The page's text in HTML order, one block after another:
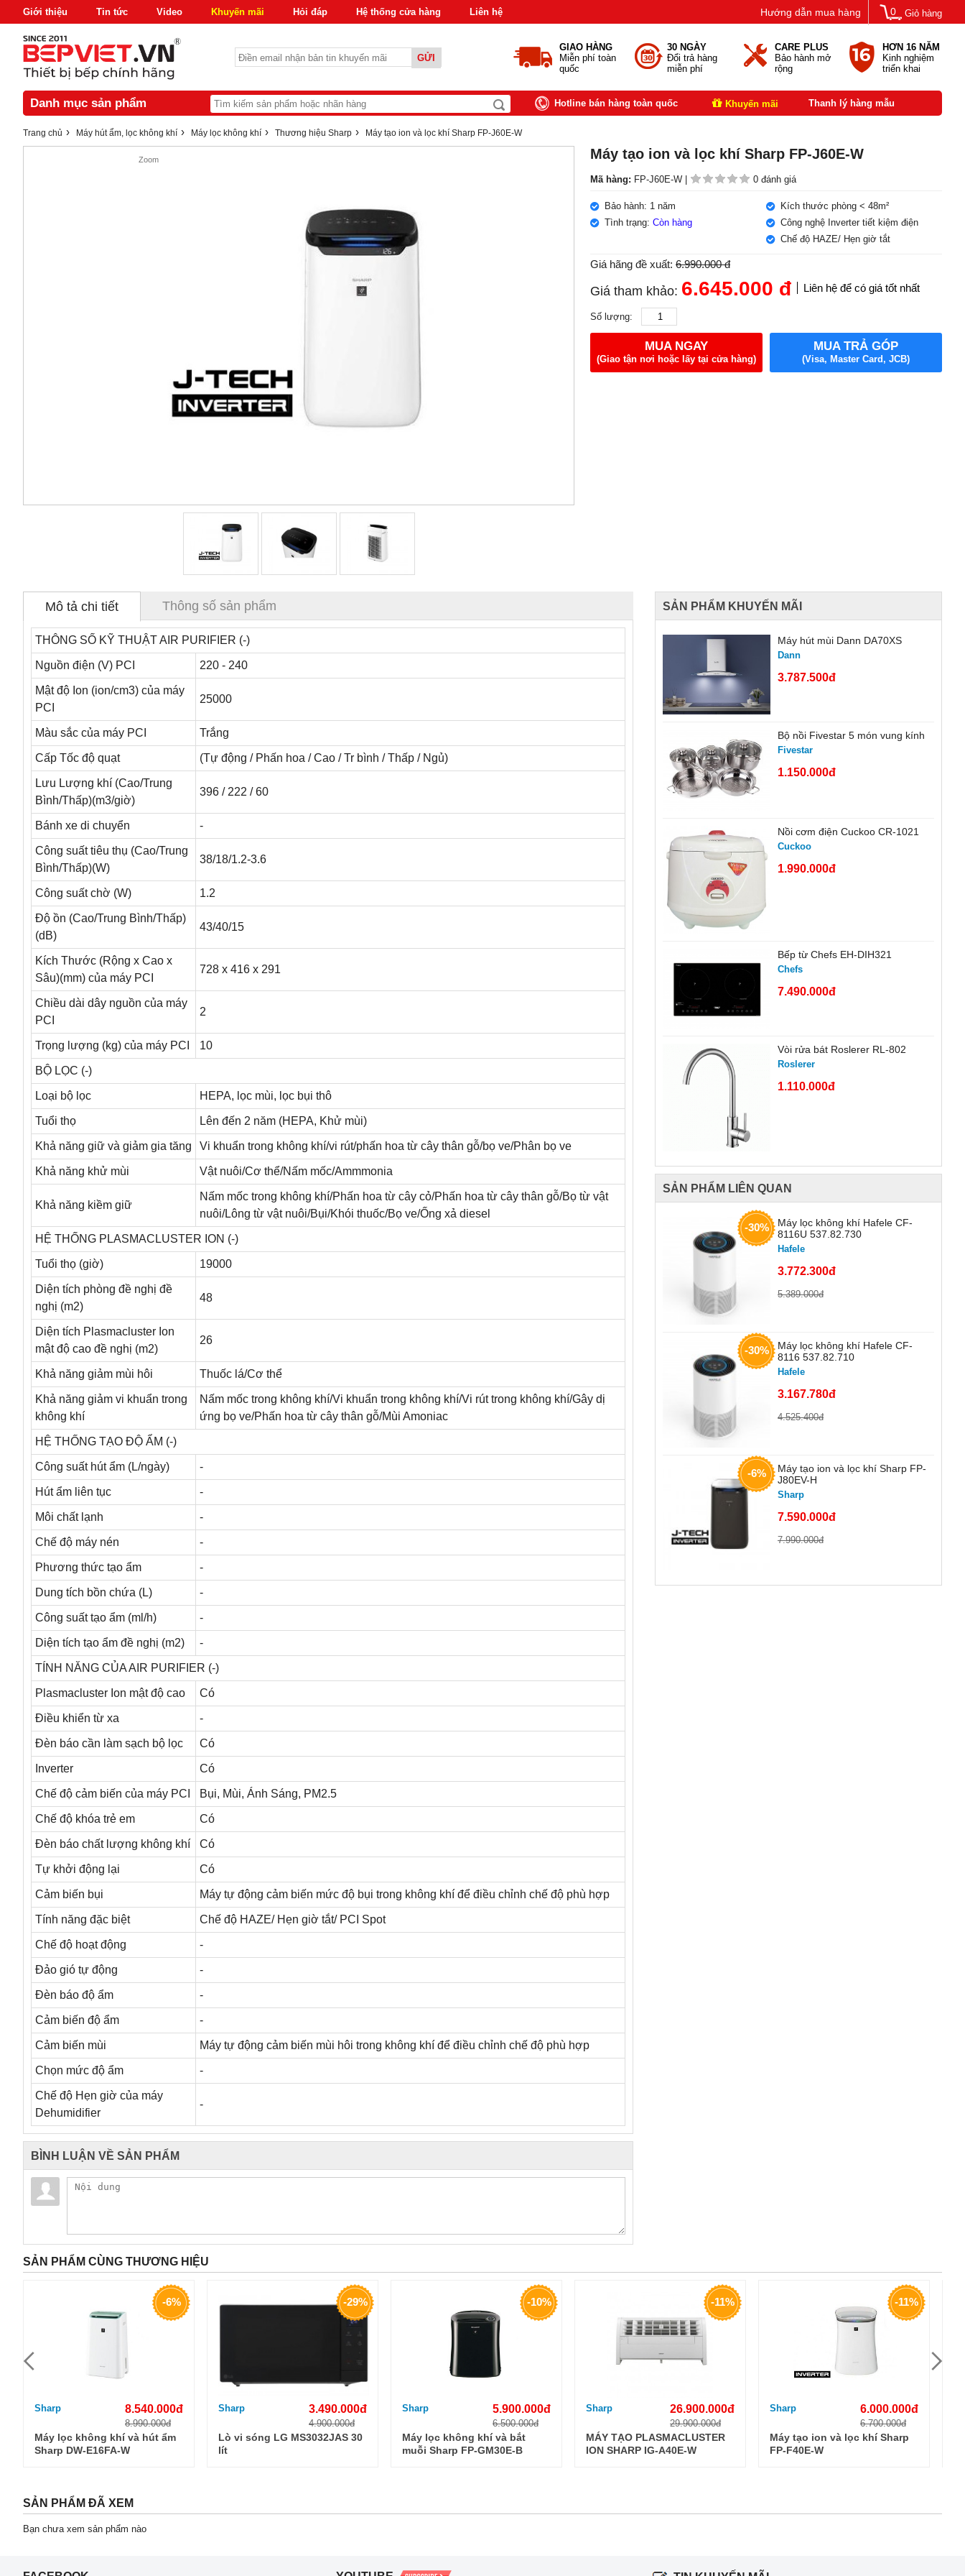
Giới thiệu Tin tức Video Khuyến mãi Hỏi đáp Hệ thống cửa hàng Liên hệ Giỏ hàng
0
Hướng dẫn mua hàng
GỬI
GIAO HÀNG
Miễn phí toàn
quốc
30 NGÀY
Đổi trả hàng
miễn phí
CARE PLUS
Bảo hành mở
rộng
HƠN 16 NĂM
Kinh nghiệm
triển khai
Danh mục sản phẩm Hotline bán hàng toàn quốc Khuyến mãi Thanh lý hàng mẫu
Trang chủ › Máy hút ẩm, lọc không khí › Máy lọc không khí › Thương hiệu Sharp › Máy tạo ion và lọc khí Sharp FP-J60E-W
Zoom Máy tạo ion và lọc khí Sharp FP-J60E-W
Mã hàng: FP-J60E-W | 0 đánh giá
Bảo hành: 1 năm
Tình trạng: Còn hàng
Kích thước phòng < 48m²
Công nghệ Inverter tiết kiệm điện
Chế độ HAZE/ Hẹn giờ tắt
Giá hãng đề xuất: 6.990.000 đ
Giá tham khảo: 6.645.000 đ Liên hệ để có giá tốt nhất
Số lượng:
MUA NGAY
(Giao tận nơi hoặc lấy tại cửa hàng)
MUA TRẢ GÓP
(Visa, Master Card, JCB)
Mô tả chi tiết Thông số sản phẩm
THÔNG SỐ KỸ THUẬT AIR PURIFIER (-)
Nguồn điện (V) PCI 220 - 240
Mật độ Ion (ion/cm3) của máy
PCI
25000
Màu sắc của máy PCI Trắng
Cấp Tốc độ quạt (Tự động / Phấn hoa / Cao / Tr bình / Thấp / Ngủ)
Lưu Lượng khí (Cao/Trung
Bình/Thấp)(m3/giờ)
396 / 222 / 60
Bánh xe di chuyển -
Công suất tiêu thụ (Cao/Trung
Bình/Thấp)(W)
38/18/1.2-3.6
Công suất chờ (W) 1.2
Độ ồn (Cao/Trung Bình/Thấp)
(dB)
43/40/15
Kích Thước (Rộng x Cao x
Sâu)(mm) của máy PCI
728 x 416 x 291
Chiều dài dây nguồn của máy
PCI
2
Trọng lượng (kg) của máy PCI 10
BỘ LỌC (-)
Loại bộ lọc HEPA, lọc mùi, lọc bụi thô
Tuổi thọ Lên đến 2 năm (HEPA, Khử mùi)
Khả năng giữ và giảm gia tăng Vi khuẩn trong không khí/vi rút/phấn hoa từ cây thân gỗ/bọ ve/Phân bọ ve
Khả năng khử mùi Vật nuôi/Cơ thể/Nấm mốc/Ammmonia
Khả năng kiềm giữ
Nấm mốc trong không khí/Phấn hoa từ cây cỏ/Phấn hoa từ cây thân gỗ/Bọ từ vật
nuôi/Lông từ vật nuôi/Bụi/Khói thuốc/Bọ ve/Ống xả diesel
HỆ THỐNG PLASMACLUSTER ION (-)
Tuổi thọ (giờ) 19000
Diện tích phòng đề nghị đề
nghị (m2)
48
Diện tích Plasmacluster Ion
mật độ cao đề nghị (m2)
26
Khả năng giảm mùi hôi Thuốc lá/Cơ thể
Khả năng giảm vi khuẩn trong
không khí
Nấm mốc trong không khí/Vi khuẩn trong không khí/Vi rút trong không khí/Gây dị
ứng bọ ve/Phấn hoa từ cây thân gỗ/Mùi Amoniac
HỆ THỐNG TẠO ĐỘ ẨM (-)
Công suất hút ẩm (L/ngày) -
Hút ẩm liên tục -
Môi chất lạnh -
Chế độ máy nén -
Phương thức tạo ẩm -
Dung tích bồn chứa (L) -
Công suất tạo ẩm (ml/h) -
Diện tích tạo ẩm đề nghị (m2) -
TÍNH NĂNG CỦA AIR PURIFIER (-)
Plasmacluster Ion mật độ cao Có
Điều khiển từ xa -
Đèn báo cần làm sạch bộ lọc Có
Inverter Có
Chế độ cảm biến của máy PCI Bụi, Mùi, Ánh Sáng, PM2.5
Chế độ khóa trẻ em Có
Đèn báo chất lượng không khí Có
Tự khởi động lại Có
Cảm biến bụi Máy tự động cảm biến mức độ bụi trong không khí để điều chỉnh chế độ phù hợp
Tính năng đặc biệt Chế độ HAZE/ Hẹn giờ tắt/ PCI Spot
Chế độ hoạt động -
Đảo gió tự động -
Đèn báo độ ẩm -
Cảm biến độ ẩm -
Cảm biến mùi Máy tự động cảm biến mùi hôi trong không khí để điều chỉnh chế độ phù hợp
Chọn mức độ ẩm -
Chế độ Hẹn giờ của máy
Dehumidifier
-
BÌNH LUẬN VỀ SẢN PHẨM
SẢN PHẨM KHUYẾN MÃI
Máy hút mùi Dann DA70XS
Dann
3.787.500đ
Bộ nồi Fivestar 5 món vung kính
Fivestar
1.150.000đ
Nồi cơm điện Cuckoo CR-1021
Cuckoo
1.990.000đ
Bếp từ Chefs EH-DIH321
Chefs
7.490.000đ
Vòi rửa bát Roslerer RL-802
Roslerer
1.110.000đ
SẢN PHẨM LIÊN QUAN
-30%
Máy lọc không khí Hafele CF-
8116U 537.82.730
Hafele
3.772.300đ
5.389.000đ
-30%
Máy lọc không khí Hafele CF-
8116 537.82.710
Hafele
3.167.780đ
4.525.400đ
-6%
Máy tạo ion và lọc khí Sharp FP-
J80EV-H
Sharp
7.590.000đ
7.990.000đ
SẢN PHẨM CÙNG THƯƠNG HIỆU
-6%
Sharp 8.540.000đ
8.990.000đ
Máy lọc không khí và hút ẩm
Sharp DW-E16FA-W
-29%
Sharp 3.490.000đ
4.900.000đ
Lò vi sóng LG MS3032JAS 30
lít
-10%
Sharp 5.900.000đ
6.500.000đ
Máy lọc không khí và bắt
muỗi Sharp FP-GM30E-B
-11%
Sharp 26.900.000đ
29.900.000đ
MÁY TẠO PLASMACLUSTER
ION SHARP IG-A40E-W
-11%
Sharp 6.000.000đ
6.700.000đ
Máy tạo ion và lọc khí Sharp
FP-F40E-W
SẢN PHẨM ĐÃ XEM
Bạn chưa xem sản phẩm nào